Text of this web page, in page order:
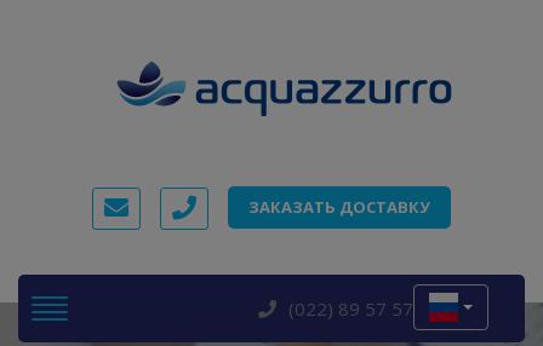
ЗАКАЗАТЬ ДОСТАВКУ
(022) 89 57 57